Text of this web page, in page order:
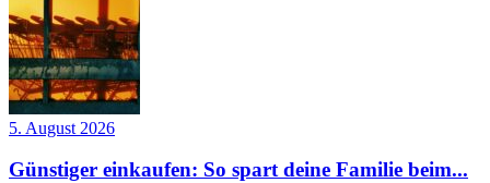
5. August 2026
Günstiger einkaufen: So spart deine Familie beim...